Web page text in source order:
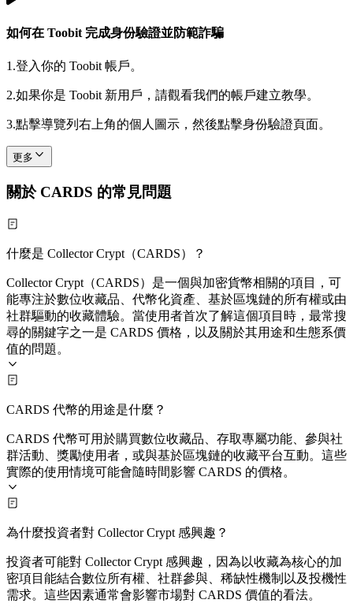
如何在 Toobit 完成身份驗證並防範詐騙
1.登入你的 Toobit 帳戶。
2.如果你是 Toobit 新用戶，請觀看我們的帳戶建立教學。
3.點擊導覽列右上角的個人圖示，然後點擊身份驗證頁面。
更多
關於 CARDS 的常見問題
什麼是 Collector Crypt（CARDS）？
Collector Crypt（CARDS）是一個與加密貨幣相關的項目，可
能專注於數位收藏品、代幣化資產、基於區塊鏈的所有權或由
社群驅動的收藏體驗。當使用者首次了解這個項目時，最常搜
尋的關鍵字之一是 CARDS 價格，以及關於其用途和生態系價
值的問題。
CARDS 代幣的用途是什麼？
CARDS 代幣可用於購買數位收藏品、存取專屬功能、參與社
群活動、獎勵使用者，或與基於區塊鏈的收藏平台互動。這些
實際的使用情境可能會隨時間影響 CARDS 的價格。
為什麼投資者對 Collector Crypt 感興趣？
投資者可能對 Collector Crypt 感興趣，因為以收藏為核心的加
密項目能結合數位所有權、社群參與、稀缺性機制以及投機性
需求。這些因素通常會影響市場對 CARDS 價值的看法。